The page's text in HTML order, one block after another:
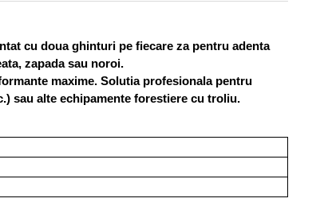
cu doua ghinturi pe fiecare za pentru adenta
zapada sau noroi.
maxime. Solutia profesionala pentru
sau alte echipamente forestiere cu troliu.